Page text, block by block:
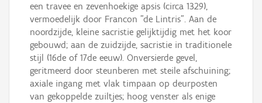
een travee en zevenhoekige apsis (circa 1329),
vermoedelijk door Francon "de Lintris". Aan de
noordzijde, kleine sacristie gelijktijdig met het koor
gebouwd; aan de zuidzijde, sacristie in traditionele
stijl (16de of 17de eeuw). Onversierde gevel,
geritmeerd door steunberen met steile afschuining;
axiale ingang met vlak timpaan op deurposten
van gekoppelde zuiltjes; hoog venster als enige